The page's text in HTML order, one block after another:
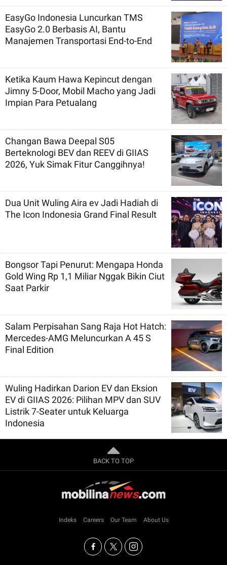
EasyGo Indonesia Luncurkan TMS
EasyGo 2.0 Berbasis AI, Bantu
Manajemen Transportasi End-to-End
Ketika Kaum Hawa Kepincut dengan
Jimny 5-Door, Mobil Macho yang Jadi
Impian Para Petualang
Changan Bawa Deepal S05
Berteknologi BEV dan REEV di GIIAS
2026, Yuk Simak Fitur Canggihnya!
Dua Unit Wuling Aira ev Jadi Hadiah di
The Icon Indonesia Grand Final Result
Bongsor Tapi Penurut: Mengapa Honda
Gold Wing Rp 1,1 Miliar Nggak Bikin Ciut
Saat Parkir
Salam Perpisahan Sang Raja Hot Hatch:
Mercedes-AMG Meluncurkan A 45 S
Final Edition
Wuling Hadirkan Darion EV dan Eksion
EV di GIIAS 2026: Pilihan MPV dan SUV
Listrik 7-Seater untuk Keluarga
Indonesia
BACK TO TOP
Indeks Careers Our Team About Us